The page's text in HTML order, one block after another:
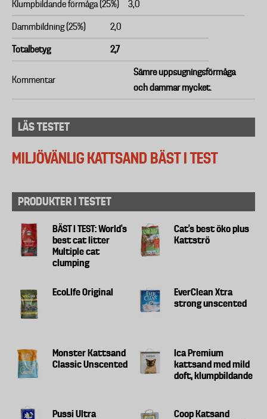
Klumpbildande förmåga (25%) 3,0
Dammbildning (25%) 2,0
Totalbetyg 2,7
Kommentar
Sämre uppsugningsförmåga
och dammar mycket.
LÄS TESTET
MILJÖVÄNLIG KATTSAND BÄST I TEST
PRODUKTER I TESTET
BÄST I TEST: World's
best cat litter
Multiple cat
clumping
Cat's best öko plus
Kattströ
EcoLIfe Original
EverClean Xtra
strong unscented
Monster Kattsand
Classic Unscented
Ica Premium
kattsand med mild
doft, klumpbildande
Pussi Ultra
Coop Katsand